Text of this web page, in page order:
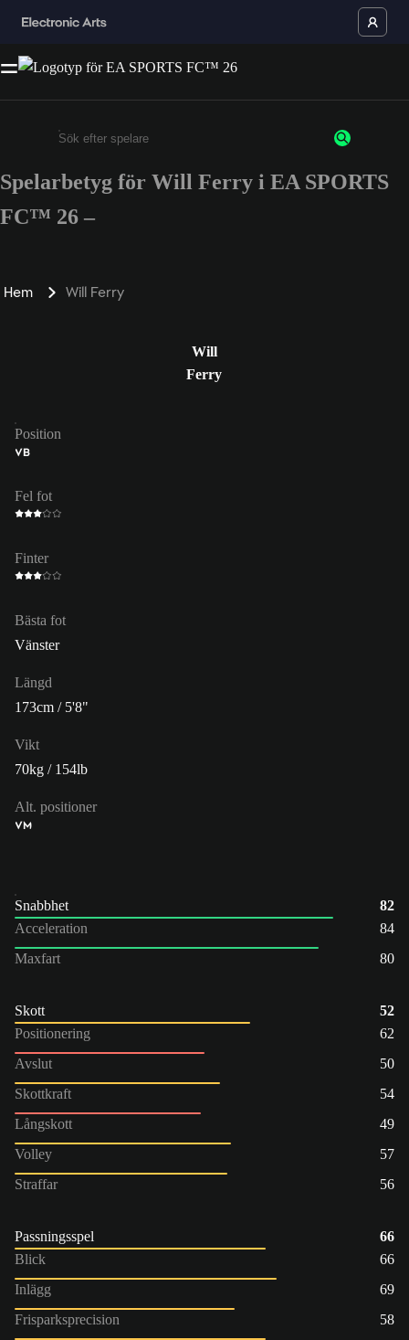
Ange minst 3 tecken eller siffror
Spelarbetyg för Will Ferry i EA SPORTS
FC™ 26 –
Hem Will Ferry
Will
Ferry
Position
VB
Fel fot
Finter
Bästa fot
Vänster
Längd
173cm / 5'8"
Vikt
70kg / 154lb
Alt. positioner
VM
Snabbhet
82
Acceleration
84
Maxfart
80
Skott
52
Positionering
62
Avslut
50
Skottkraft
54
Långskott
49
Volley
57
Straffar
56
Passningsspel
66
Blick
66
Inlägg
69
Frisparksprecision
58